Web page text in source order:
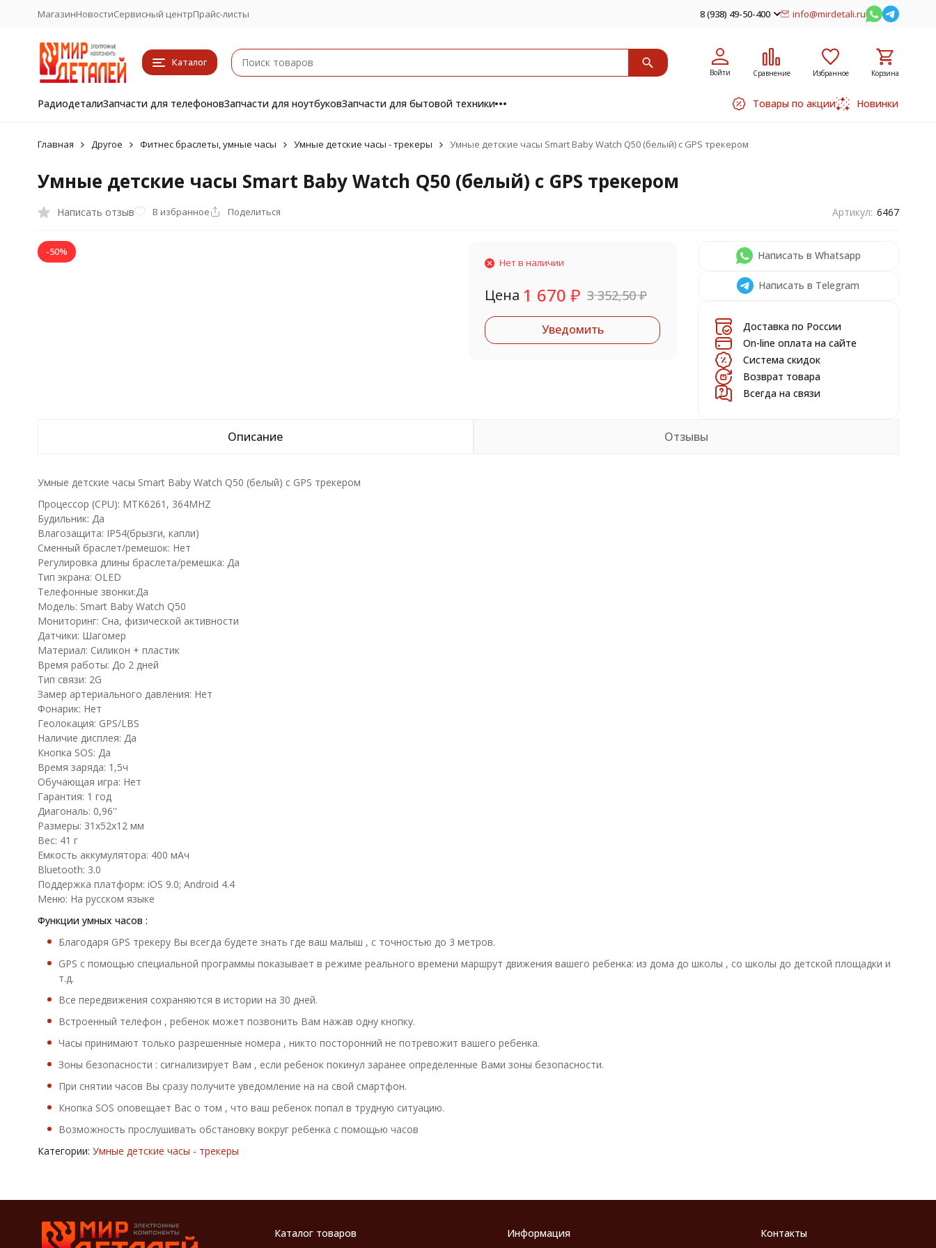
МагазинНовостиСервисный центрПрайс-листы 8 (938) 49-50-400 info@mirdetali.ru
Каталог
Войти Сравнение Избранное Корзина
РадиодеталиЗапчасти для телефоновЗапчасти для ноутбуковЗапчасти для бытовой техники Товары по акции Новинки
Главная Другое Фитнес браслеты, умные часы Умные детские часы - трекеры Умные детские часы Smart Baby Watch Q50 (белый) с GPS трекером
Умные детские часы Smart Baby Watch Q50 (белый) с GPS трекером
Написать отзыв В избранное Поделиться Артикул: 6467
-50%
Нет в наличии
Цена 1 670 ₽ 3 352,50₽
Уведомить
Написать в Whatsapp
Написать в Telegram
Доставка по России
On-line оплата на сайте
Система скидок
Возврат товара
Всегда на связи
Описание Отзывы
Умные детские часы Smart Baby Watch Q50 (белый) с GPS трекером
Процессор (CPU): MTK6261, 364MHZ
Будильник: Да
Влагозащита: IP54(брызги, капли)
Сменный браслет/ремешок: Нет
Регулировка длины браслета/ремешка: Да
Тип экрана: OLED
Телефонные звонки:Да
Модель: Smart Baby Watch Q50
Мониторинг: Сна, физической активности
Датчики: Шагомер
Материал: Силикон + пластик
Время работы: До 2 дней
Тип связи: 2G
Замер артериального давления: Нет
Фонарик: Нет
Геолокация: GPS/LBS
Наличие дисплея: Да
Кнопка SOS: Да
Время заряда: 1,5ч
Обучающая игра: Нет
Гарантия: 1 год
Диагональ: 0,96''
Размеры: 31x52x12 мм
Вес: 41 г
Емкость аккумулятора: 400 мАч
Bluetooth: 3.0
Поддержка платформ: iOS 9.0; Android 4.4
Меню: На русском языке
Функции умных часов :
Благодаря GPS трекеру Вы всегда будете знать где ваш малыш , с точностью до 3 метров.
GPS с помощью специальной программы показывает в режиме реального времени маршрут движения вашего ребенка: из дома до школы , со школы до детской площадки и
т.д.
Все передвижения сохраняются в истории на 30 дней.
Встроенный телефон , ребенок может позвонить Вам нажав одну кнопку.
Часы принимают только разрешенные номера , никто посторонний не потревожит вашего ребенка.
Зоны безопасности : сигнализирует Вам , если ребенок покинул заранее определенные Вами зоны безопасности.
При снятии часов Вы сразу получите уведомление на на свой смартфон.
Кнопка SOS оповещает Вас о том , что ваш ребенок попал в трудную ситуацию.
Возможность прослушивать обстановку вокруг ребенка с помощью часов
Категории: Умные детские часы - трекеры
Каталог товаров Информация Контакты